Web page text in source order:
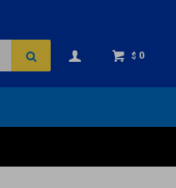
$ 0